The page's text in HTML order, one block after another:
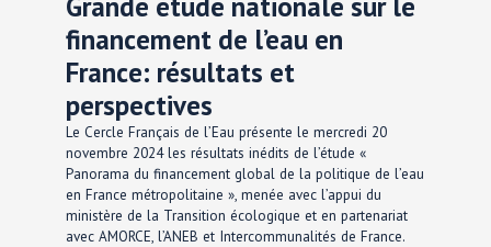
financement de l’eau en
France: résultats et
perspectives
Le Cercle Français de l’Eau présente le mercredi 20
novembre 2024 les résultats inédits de l’étude «
Panorama du financement global de la politique de l’eau
en France métropolitaine », menée avec l’appui du
ministère de la Transition écologique et en partenariat
avec AMORCE, l’ANEB et Intercommunalités de France.